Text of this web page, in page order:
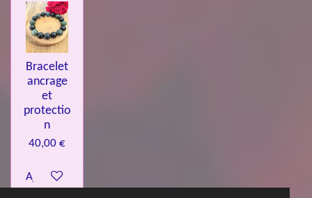
Bracelet
ancrage
et
protectio
n
40,00 €
Ajouter au panier